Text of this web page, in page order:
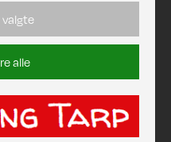
alle